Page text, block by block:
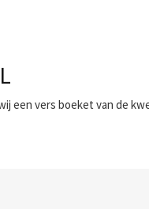
een vers boeket van de